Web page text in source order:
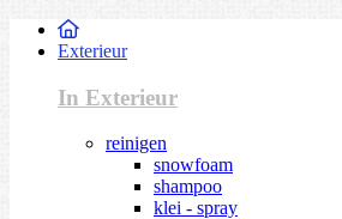
Exterieur
In Exterieur
reinigen
snowfoam
shampoo
klei - spray